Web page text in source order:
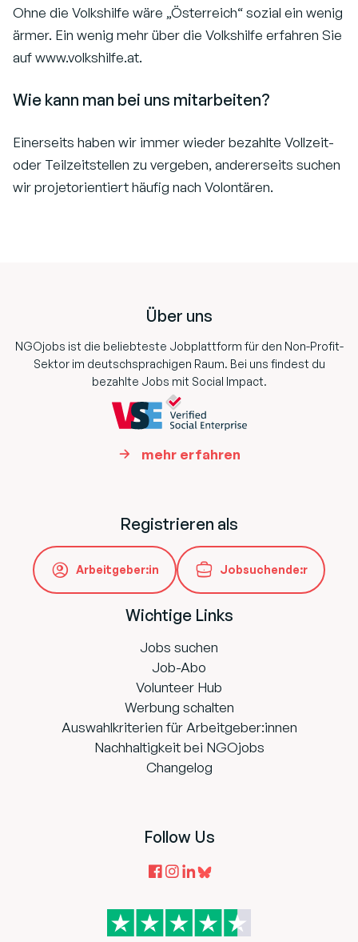
Ohne die Volkshilfe wäre „Österreich“ sozial ein wenig
ärmer. Ein wenig mehr über die Volkshilfe erfahren Sie
auf www.volkshilfe.at.
Wie kann man bei uns mitarbeiten?
Einerseits haben wir immer wieder bezahlte Vollzeit-
oder Teilzeitstellen zu vergeben, andererseits suchen
wir projetorientiert häufig nach Volontären.
Über uns
NGOjobs ist die beliebteste Jobplattform für den Non-Profit-
Sektor im deutschsprachigen Raum. Bei uns findest du
bezahlte Jobs mit Social Impact.
mehr erfahren
Registrieren als
Arbeitgeber:in Jobsuchende:r
Wichtige Links
Jobs suchen
Job-Abo
Volunteer Hub
Werbung schalten
Auswahlkriterien für Arbeitgeber:innen
Nachhaltigkeit bei NGOjobs
Changelog
Follow Us